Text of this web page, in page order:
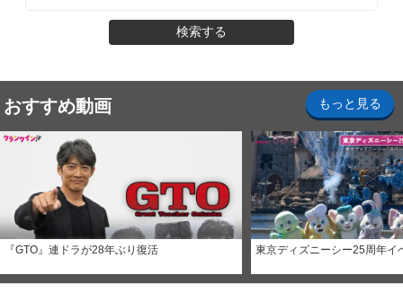
検索する
おすすめ動画 もっと見る
『GTO』連ドラが28年ぶり復活 東京ディズニーシー25周年イ